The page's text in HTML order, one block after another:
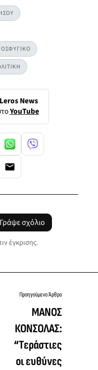
Leros News
YouTube
Γράψε σχόλιο
έγκρισης.
Προηγούμενο Άρθρο
ΜΑΝΟΣ
ΚΟΝΣΟΛΑΣ:
“Tεράστιες
οι ευθύνες